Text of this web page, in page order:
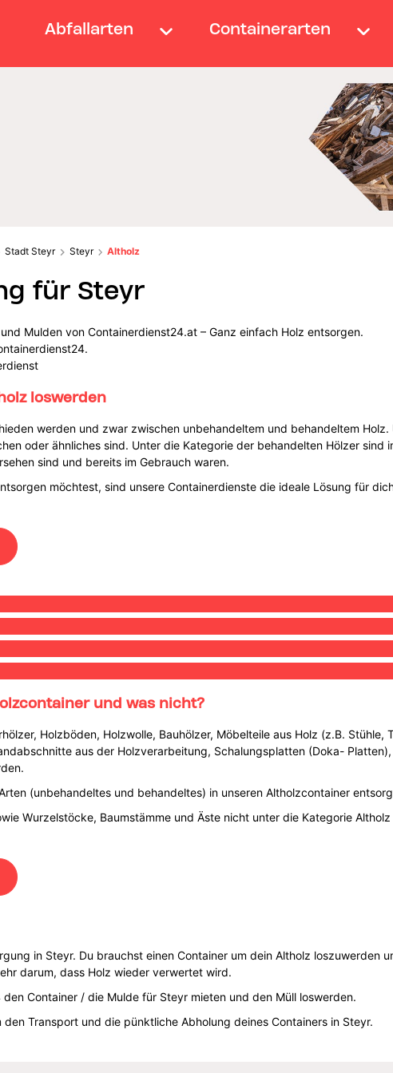
Abfallarten Containerarten
Stadt Steyr Steyr Altholz
für Steyr
Mulden von Containerdienst24.at – Ganz einfach Holz entsorgen.
loswerden
werden und zwar zwischen unbehandeltem und behandeltem
oder ähnliches sind. Unter die Kategorie der behandelten Hölzer sind
sind und bereits im Gebrauch waren.
möchtest, sind unsere Containerdienste die ideale Lösung für
und was nicht?
Holzböden, Holzwolle, Bauhölzer, Möbelteile aus Holz (z.B. Stühle,
aus der Holzverarbeitung, Schalungsplatten (Doka-
(unbehandeltes und behandeltes) in unseren Altholzcontainer
Wurzelstöcke, Baumstämme und Äste nicht unter die Kategorie Altholz
in Steyr. Du brauchst einen Container um dein Altholz loszuwerden
darum, dass Holz wieder verwertet wird.
Container / die Mulde für Steyr mieten und den Müll loswerden.
Transport und die pünktliche Abholung deines Containers in Steyr.